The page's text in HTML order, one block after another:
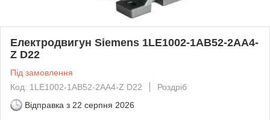
Електродвигун Siemens 1LE1002-1AB52-2AA4-
Z D22
Під замовлення
Код: 1LE1002-1AB52-2AA4-Z D22
Роздріб
Відправка з 22 серпня 2026